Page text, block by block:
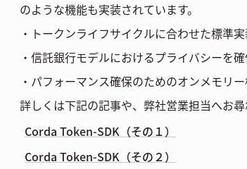
のような機能も実装されています。
・トークンライフサイクルに合わせた標準
・信託銀行モデルにおけるプライバシーを
・パフォーマンス確保のためのオンメモリ
詳しくは下記の記事や、弊社営業担当へお尋
Corda Token-SDK（その１）
Corda Token-SDK（その２）